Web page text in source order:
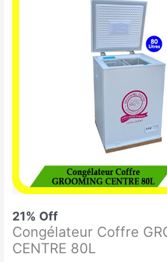
21% Off
Congélateur Coffre
CENTRE 80L
119.900 CFA.